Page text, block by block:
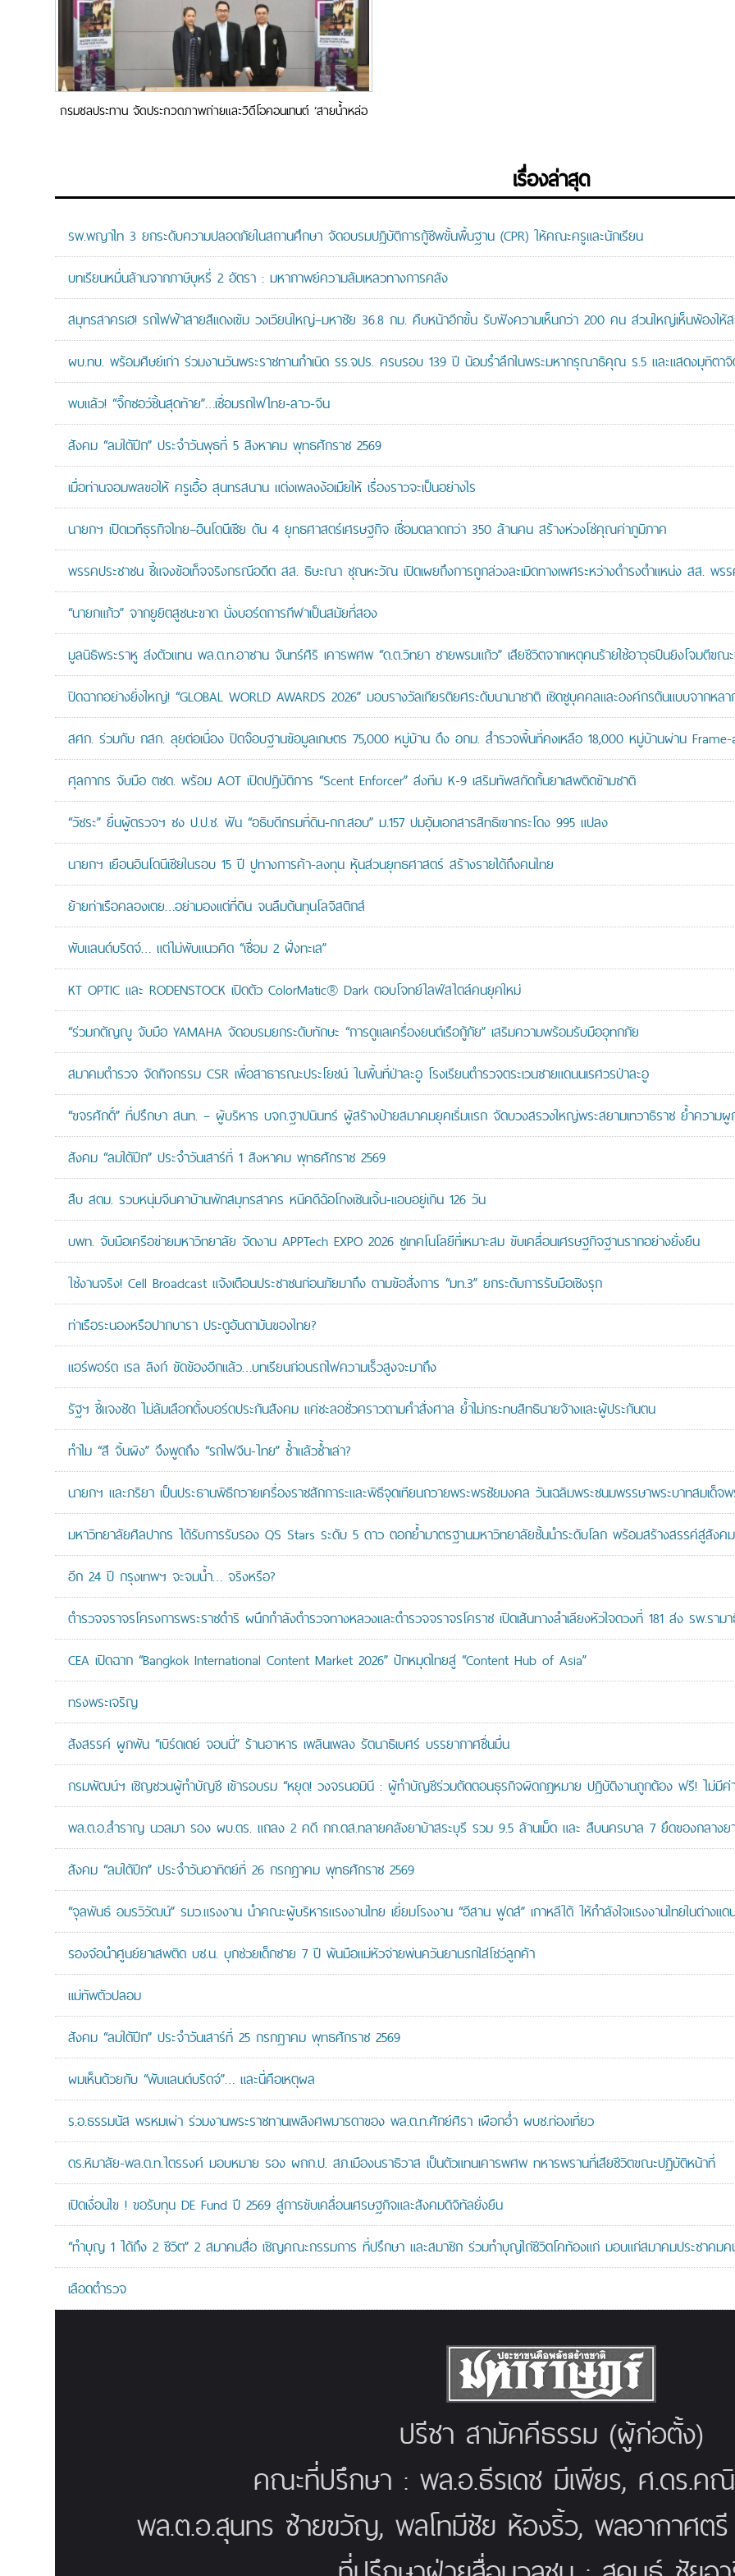
กรมชลประทาน จัดประกวดภาพถ่ายและวิดีโอคอนเทนต์ ‘สายน้ำหล่อ
เรื่องล่าสุด
รพ.พญาไท 3 ยกระดับความปลอดภัยในสถานศึกษา จัดอบรมปฏิบัติการกู้ชีพขั้นพื้นฐาน (CPR) ให้คณะครูและนักเรียน
บทเรียนหมื่นล้านจากภาษีบุหรี่ 2 อัตรา : มหากาพย์ความล้มเหลวทางการคลัง
สมุทรสาครเฮ! รถไฟฟ้าสายสีแดงเข้ม วงเวียนใหญ่–มหาชัย 36.8 กม. คืบหน้าอีกขั้น รับฟังความเห็นกว่า 200 คน ส่วนใหญ่เห็นพ้องให้
ผบ.ทบ. พร้อมศิษย์เก่า ร่วมงานวันพระราชทานกำเนิด รร.จปร. ครบรอบ 139 ปี น้อมรำลึกในพระมหากรุณาธิคุณ ร.5 และแสดงมุทิตา
พบแล้ว! “จิ๊กซอว์ชิ้นสุดท้าย”…เชื่อมรถไฟไทย-ลาว-จีน
สังคม “ลมใต้ปีก” ประจำวันพุธที่ 5 สิงหาคม พุทธศักราช 2569
เมื่อท่านจอมพลขอให้ ครูเอื้อ สุนทรสนาน แต่งเพลงง้อเมียให้ เรื่องราวจะเป็นอย่างไร
นายกฯ เปิดเวทีธุรกิจไทย–อินโดนีเซีย ดัน 4 ยุทธศาสตร์เศรษฐกิจ เชื่อมตลาดกว่า 350 ล้านคน สร้างห่วงโซ่คุณค่าภูมิภาค
พรรคประชาชน ชี้แจงข้อเท็จจริงกรณีอดีต สส. ธิษะณา ชุณหะวัณ เปิดเผยถึงการถูกล่วงละเมิดทางเพศระหว่างดำรงตำแหน่ง สส. พรร
“นายกแก้ว” จากยูยิตสูชนะขาด นั่งบอร์ดการกีฬาเป็นสมัยที่สอง
มูลนิธิพระราหู ส่งตัวแทน พล.ต.ท.อาชาน จันทร์ศิริ เคารพศพ “ด.ต.วิทยา ชายพรมแก้ว” เสียชีวิตจากเหตุคนร้ายใช้อาวุธปืนยิงโจมตีขณ
ปิดฉากอย่างยิ่งใหญ่! “GLOBAL WORLD AWARDS 2026” มอบรางวัลเกียรติยศระดับนานาชาติ เชิดชูบุคคลและองค์กรต้นแบบจากหล
สศก. ร่วมกับ กสก. ลุยต่อเนื่อง ปิดจ๊อบฐานข้อมูลเกษตร 75,000 หมู่บ้าน ดึง อกม. สำรวจพื้นที่คงเหลือ 18,000 หมู่บ้านผ่าน
ศุลกากร จับมือ ตชด. พร้อม AOT เปิดปฏิบัติการ “Scent Enforcer” ส่งทีม K-9 เสริมทัพสกัดกั้นยาเสพติดข้ามชาติ
“วัชระ” ยื่นผู้ตรวจฯ ชง ป.ป.ช. ฟัน “อธิบดีกรมที่ดิน-กก.สอบ” ม.157 ปมอุ้มเอกสารสิทธิเขากระโดง 995 แปลง
นายกฯ เยือนอินโดนีเซียในรอบ 15 ปี ปูทางการค้า-ลงทุน หุ้นส่วนยุทธศาสตร์ สร้างรายได้ถึงคนไทย
ย้ายท่าเรือคลองเตย…อย่ามองแต่ที่ดิน จนลืมต้นทุนโลจิสติกส์
พับแลนด์บริดจ์… แต่ไม่พับแนวคิด “เชื่อม 2 ฝั่งทะเล”
KT OPTIC และ RODENSTOCK เปิดตัว ColorMatic® Dark ตอบโจทย์ไลฟ์สไตล์คนยุคใหม่
“ร่วมกตัญญู จับมือ YAMAHA จัดอบรมยกระดับทักษะ “การดูแลเครื่องยนต์เรือกู้ภัย” เสริมความพร้อมรับมืออุทกภัย
สมาคมตำรวจ จัดกิจกรรม CSR เพื่อสาธารณะประโยชน์ ในพื้นที่ป่าละอู โรงเรียนตำรวจตระเวนชายแดนนเรศวรป่าละอู
“ขจรศักดิ์” ที่ปรึกษา สนท. – ผู้บริหาร บจก.ฐาปนินทร์ ผู้สร้างป้ายสมาคมยุคเริ่มแรก จัดบวงสรวงใหญ่พระสยามเทวาธิราช ย้ำความ
สังคม “ลมใต้ปีก” ประจำวันเสาร์ที่ 1 สิงหาคม พุทธศักราช 2569
สืบ สตม. รวบหนุ่มจีนคาบ้านพักสมุทรสาคร หนีคดีฉ้อโกงเซินเจิ้น-แอบอยู่เกิน 126 วัน
บพท. จับมือเครือข่ายมหาวิทยาลัย จัดงาน APPTech EXPO 2026 ชูเทคโนโลยีที่เหมาะสม ขับเคลื่อนเศรษฐกิจฐานรากอย่างยั่งยืน
ใช้งานจริง! Cell Broadcast แจ้งเตือนประชาชนก่อนภัยมาถึง ตามข้อสั่งการ “มท.3” ยกระดับการรับมือเชิงรุก
ท่าเรือระนองหรือปากบารา ประตูอันดามันของไทย?
แอร์พอร์ต เรล ลิงก์ ขัดข้องอีกแล้ว…บทเรียนก่อนรถไฟความเร็วสูงจะมาถึง
รัฐฯ ชี้แจงชัด ไม่ล้มเลือกตั้งบอร์ดประกันสังคม แค่ชะลอชั่วคราวตามคำสั่งศาล ย้ำไม่กระทบสิทธินายจ้างและผู้ประกันตน
ทำไม “สี จิ้นผิง” จึงพูดถึง “รถไฟจีน-ไทย” ซ้ำแล้วซ้ำเล่า?
นายกฯ และภริยา เป็นประธานพิธีถวายเครื่องราชสักการะและพิธีจุดเทียนถวายพระพรชัยมงคล วันเฉลิมพระชนมพรรษาพระบาทสมเด็จพ
มหาวิทยาลัยศิลปากร ได้รับการรับรอง QS Stars ระดับ 5 ดาว ตอกย้ำมาตรฐานมหาวิทยาลัยชั้นนำระดับโลก พร้อมสร้างสรรค์สู่สังค
อีก 24 ปี กรุงเทพฯ จะจมน้ำ… จริงหรือ?
ตำรวจจราจรโครงการพระราชดำริ ผนึกกำลังตำรวจทางหลวงและตำรวจจราจรโคราช เปิดเส้นทางลำเลียงหัวใจดวงที่ 181 ส่ง รพ.ราม
CEA เปิดฉาก “Bangkok International Content Market 2026” ปักหมุดไทยสู่ “Content Hub of Asia”
ทรงพระเจริญ
สังสรรค์ ผูกพัน “เบิร์ดเดย์ จอนนี่” ร้านอาหาร เพลินเพลง รัตนาธิเบศร์ บรรยากาศชื่นมื่น
กรมพัฒน์ฯ เชิญชวนผู้ทำบัญชี เข้ารอบรม “หยุด! วงจรนอมินี : ผู้ทำบัญชีร่วมตัดตอนธุรกิจผิดกฎหมาย ปฏิบัติงานถูกต้อง ฟรี! ไม่มีค่า
พล.ต.อ.สำราญ นวลมา รอง ผบ.ตร. แถลง 2 คดี กก.ดส.ทลายคลังยาบ้าสระบุรี รวม 9.5 ล้านเม็ด และ สืบนครบาล 7 ยึดของกลางย
สังคม “ลมใต้ปีก” ประจำวันอาทิตย์ที่ 26 กรกฎาคม พุทธศักราช 2569
“จุลพันธ์ อมรวิวัฒน์” รมว.แรงงาน นำคณะผู้บริหารแรงงานไทย เยี่ยมโรงงาน “อีสาน ฟูดส์” เกาหลีใต้ ให้กำลังใจแรงงานไทยในต่างแด
รองจ๋อนำศูนย์ยาเสพติด บช.น. บุกช่วยเด็กชาย 7 ปี พ้นมือแม่หัวจ่ายพ่นควันยานรกใส่โชว์ลูกค้า
แม่ทัพตัวปลอม
สังคม “ลมใต้ปีก” ประจำวันเสาร์ที่ 25 กรกฎาคม พุทธศักราช 2569
ผมเห็นด้วยกับ “พับแลนด์บริดจ์”… และนี่คือเหตุผล
ร.อ.ธรรมนัส พรหมเผ่า ร่วมงานพระราชทานเพลิงศพมารดาของ พล.ต.ท.ศักย์ศิรา เผือกอ่ำ ผบช.ท่องเที่ยว
ดร.หิมาลัย-พล.ต.ท.ไตรรงค์ มอบหมาย รอง ผกก.ป. สภ.เมืองนราธิวาส เป็นตัวแทนเคารพศพ ทหารพรานที่เสียชีวิตขณะปฏิบัติหน้าที่
เปิดเงื่อนไข ! ขอรับทุน DE Fund ปี 2569 สู่การขับเคลื่อนเศรษฐกิจและสังคมดิจิทัลยั่งยืน
“ทำบุญ 1 ได้ถึง 2 ชีวิต” 2 สมาคมสื่อ เชิญคณะกรรมการ ที่ปรึกษา และสมาชิก ร่วมทำบุญไถ่ชีวิตโคท้องแก่ มอบแก่สมาคมประชาคมค
เลือดตำรวจ
ปรีชา สามัคคีธรรม (ผู้ก่อตั้ง)
คณะที่ปรึกษา : พล.อ.ธีรเดช มีเพียร, ศ.ดร.
พล.ต.อ.สุนทร ซ้ายขวัญ, พลโทมีชัย ห้องริ้ว, พลอากาศ